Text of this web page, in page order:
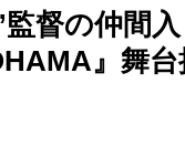
監督の仲間
』舞